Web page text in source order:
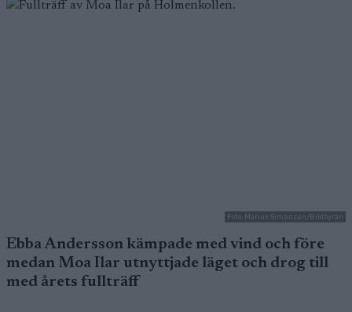
Foto: Marius Simensen/Bildbyrån
Ebba Andersson kämpade med vind och före
medan Moa Ilar utnyttjade läget och drog till
med årets fullträff